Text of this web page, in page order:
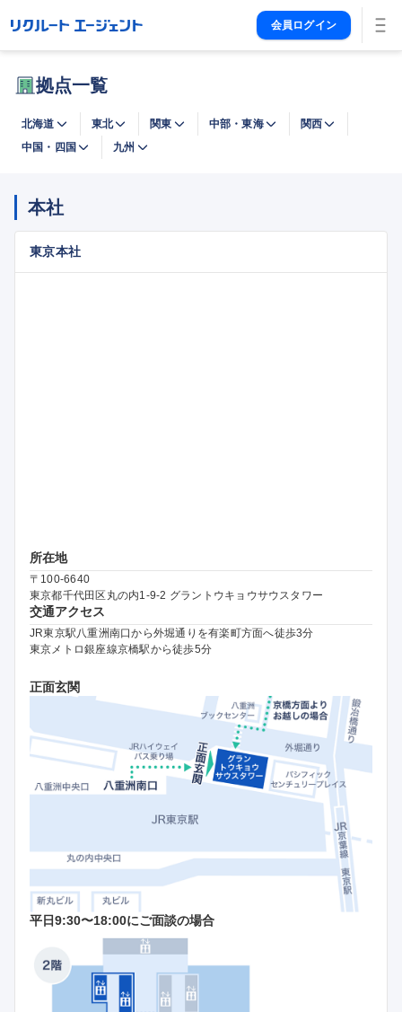
会員ログイン
拠点一覧
北海道 東北 関東 中部・東海
関西
中国・四国
九州
本社
東京本社
所在地
〒100-6640
東京都千代田区丸の内1-9-2 グラントウキョウサウスタワー
交通アクセス
JR東京駅八重洲南口から外堀通りを有楽町方面へ徒歩3分
東京メトロ銀座線京橋駅から徒歩5分
正面玄関
平日9:30〜18:00にご面談の場合